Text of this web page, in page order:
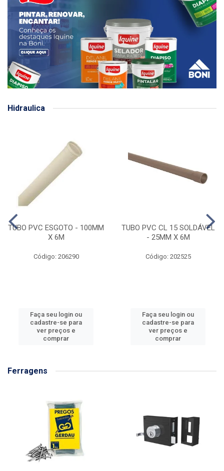
Hidraulica
TUBO PVC ESGOTO - 100MM
X 6M
Código: 206290
Faça seu login ou
cadastre-se para
ver preços e
comprar
TUBO PVC CL 15 SOLDÁVEL
- 25MM X 6M
Código: 202525
Faça seu login ou
cadastre-se para
ver preços e
comprar
Ferragens